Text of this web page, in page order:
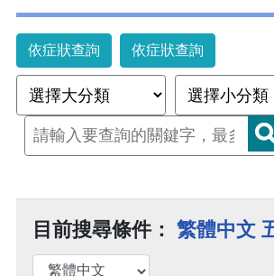
依症狀查詢 依症狀查詢
目前搜尋條件： 繁體中文